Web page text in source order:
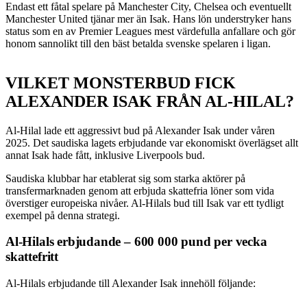
Endast ett fåtal spelare på Manchester City, Chelsea och eventuellt
Manchester United tjänar mer än Isak. Hans lön understryker hans
status som en av Premier Leagues mest värdefulla anfallare och gör
honom sannolikt till den bäst betalda svenske spelaren i ligan.
VILKET MONSTERBUD FICK
ALEXANDER ISAK FRÅN AL-HILAL?
Al-Hilal lade ett aggressivt bud på Alexander Isak under våren
2025. Det saudiska lagets erbjudande var ekonomiskt överlägset allt
annat Isak hade fått, inklusive Liverpools bud.
Saudiska klubbar har etablerat sig som starka aktörer på
transfermarknaden genom att erbjuda skattefria löner som vida
överstiger europeiska nivåer. Al-Hilals bud till Isak var ett tydligt
exempel på denna strategi.
Al-Hilals erbjudande – 600 000 pund per vecka
skattefritt
Al-Hilals erbjudande till Alexander Isak innehöll följande: